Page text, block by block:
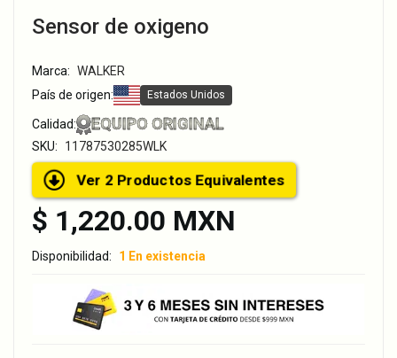
Sensor de oxigeno
Marca: WALKER
País de origen:
Estados Unidos
Calidad: EQUIPO ORIGINAL
SKU: 11787530285WLK
Ver 2 Productos Equivalentes
$ 1,220.00 MXN
Disponibilidad: 1 En existencia